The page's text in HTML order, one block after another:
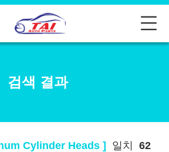
검색 결과
Cylinder Heads ] 일치 62